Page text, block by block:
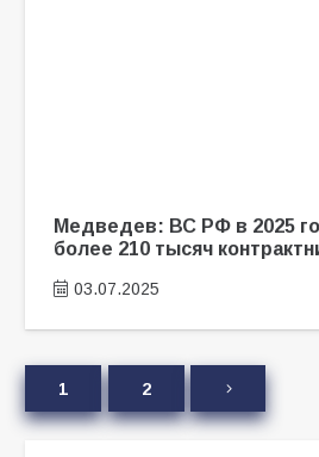
Медведев: ВС РФ в 2025
более 210 тысяч
03.07.2025
1 2